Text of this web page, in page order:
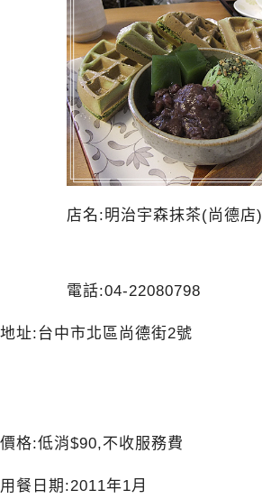
店名:明治宇森抹茶(尚德店)
電話:04-22080798
地址:台中市北區尚德街2號
價格:低消$90,不收服務費
用餐日期:2011年1月